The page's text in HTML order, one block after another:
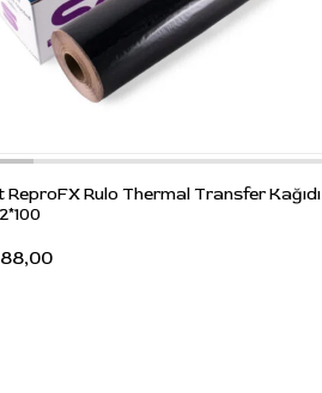
sıvısı veya
Ürün termal stencil
kağıt nemden ve
ReproFX Rulo Thermal Transfer Kağıdı